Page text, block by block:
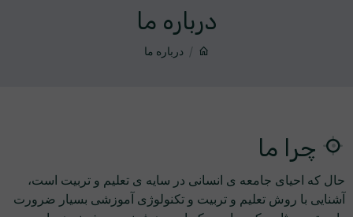
درباره ما
درباره ما
چرا ما
حال که احیای جامعه ی انسانی در سایه ی تعلیم و تربیت است،
آشنایی با روش تعلیم و تربیت و تکنولوژی آموزشی بسیار ضرورت